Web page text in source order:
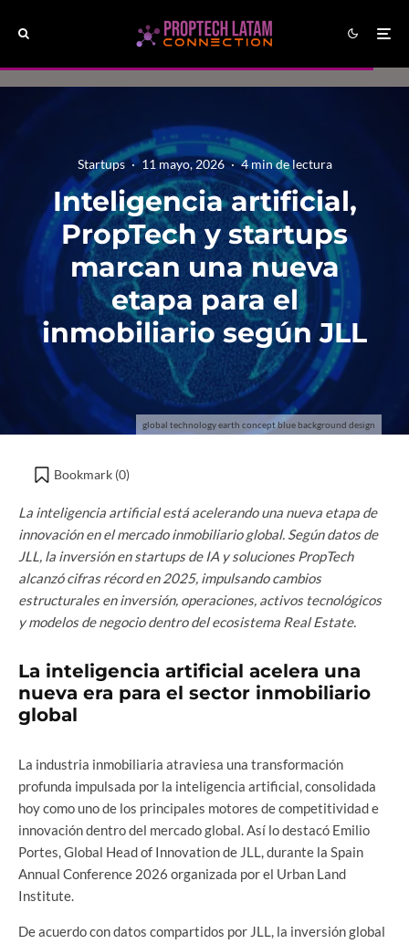
global technology earth concept blue background design
Startups · 11 mayo, 2026 · 4 min de lectura
Inteligencia artificial,
PropTech y startups
marcan una nueva
etapa para el
inmobiliario según JLL
Bookmark (0)
La inteligencia artificial está acelerando una nueva etapa de
innovación en el mercado inmobiliario global. Según datos de
JLL, la inversión en startups de IA y soluciones PropTech
alcanzó cifras récord en 2025, impulsando cambios
estructurales en inversión, operaciones, activos tecnológicos
y modelos de negocio dentro del ecosistema Real Estate.
La inteligencia artificial acelera una
nueva era para el sector inmobiliario
global
La industria inmobiliaria atraviesa una transformación
profunda impulsada por la inteligencia artificial, consolidada
hoy como uno de los principales motores de competitividad e
innovación dentro del mercado global. Así lo destacó Emilio
Portes, Global Head of Innovation de JLL, durante la Spain
Annual Conference 2026 organizada por el Urban Land
Institute.
De acuerdo con datos compartidos por JLL, la inversión global